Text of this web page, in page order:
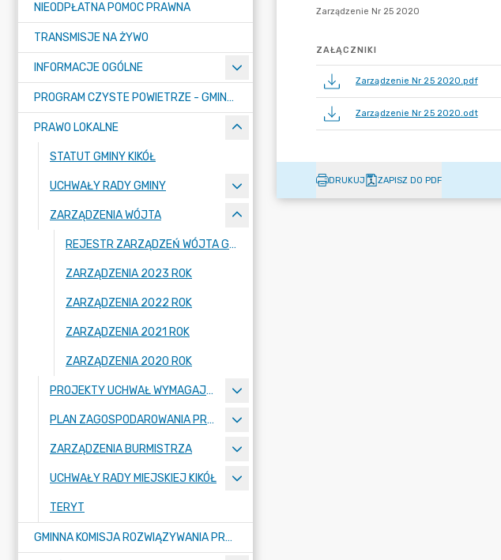
NIEODPŁATNA POMOC PRAWNA
TRANSMISJE NA ŻYWO
INFORMACJE OGÓLNE
PROGRAM CZYSTE POWIETRZE - GMINA KIKÓŁ
PRAWO LOKALNE
STATUT GMINY KIKÓŁ
UCHWAŁY RADY GMINY
ZARZĄDZENIA WÓJTA
REJESTR ZARZĄDZEŃ WÓJTA GMINY
ZARZĄDZENIA 2023 ROK
ZARZĄDZENIA 2022 ROK
ZARZĄDZENIA 2021 ROK
ZARZĄDZENIA 2020 ROK
PROJEKTY UCHWAŁ WYMAGAJĄCE KONSULTACJI
PLAN ZAGOSPODAROWANIA PRZESTRZENNEGO
ZARZĄDZENIA BURMISTRZA
UCHWAŁY RADY MIEJSKIEJ KIKÓŁ
TERYT
GMINNA KOMISJA ROZWIĄZYWANIA PROBLEMÓW ALKOHOLOWYCH
ZAŁĄCZNIKI
Zarządzenie Nr 25 2020.pdf
Zarządzenie Nr 25 2020.odt
DRUKUJ ZAPISZ DO PDF